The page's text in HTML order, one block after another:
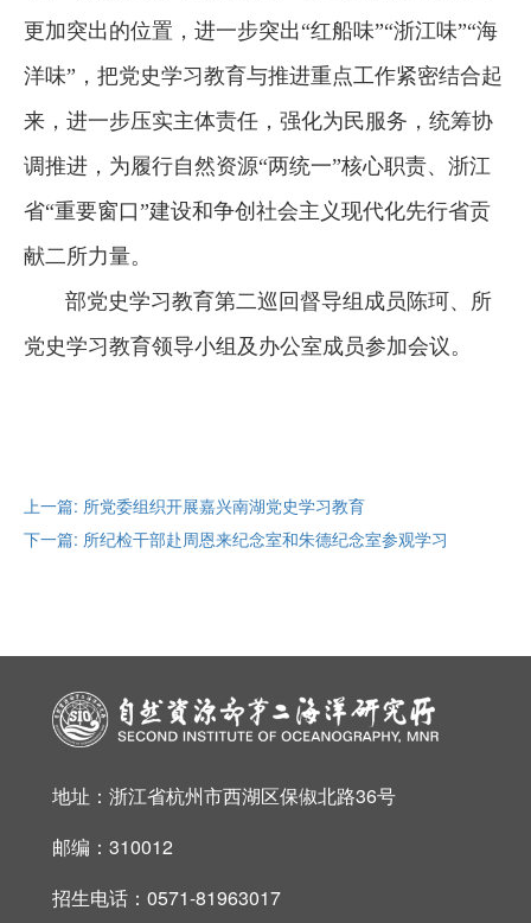
更加突出的位置，进一步突出“红船味”“浙江味”“海
洋味”，把党史学习教育与推进重点工作紧密结合起
来，进一步压实主体责任，强化为民服务，统筹协
调推进，为履行自然资源“两统一”核心职责、浙江
省“重要窗口”建设和争创社会主义现代化先行省贡
献二所力量。
部党史学习教育第二巡回督导组成员陈珂、所
党史学习教育领导小组及办公室成员参加会议。
上一篇: 所党委组织开展嘉兴南湖党史学习教育
下一篇: 所纪检干部赴周恩来纪念室和朱德纪念室参观学习
地址：浙江省杭州市西湖区保俶北路36号
邮编：310012
招生电话：0571-81963017